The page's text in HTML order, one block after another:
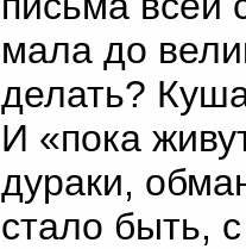
мала до
делать?
И «пока
дураки,
стало быть,